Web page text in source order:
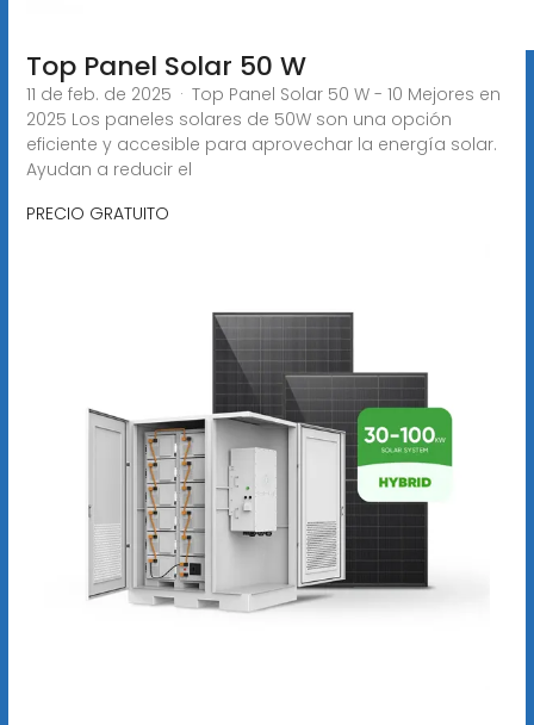
Top Panel Solar 50 W
11 de feb. de 2025 · Top Panel Solar 50 W - 10 Mejores en
2025 Los paneles solares de 50W son una opción
eficiente y accesible para aprovechar la energía solar.
Ayudan a reducir el
PRECIO GRATUITO